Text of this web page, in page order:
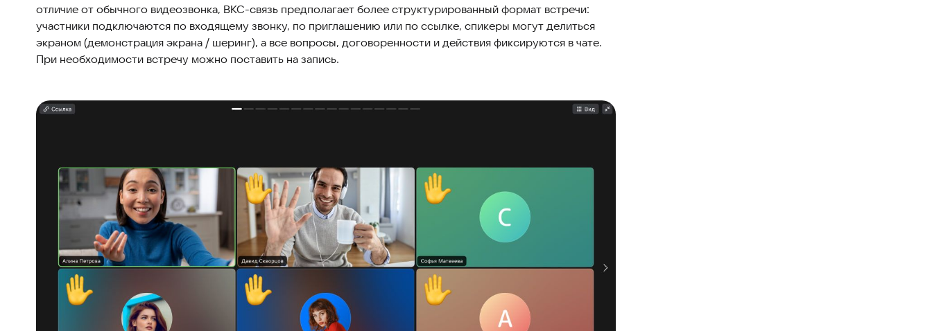
отличие от обычного видеозвонка, ВКС-связь предполагает более структурированный формат встречи:
участники подключаются по входящему звонку, по приглашению или по ссылке, спикеры могут делиться
экраном (демонстрация экрана / шеринг), а все вопросы, договоренности и действия фиксируются в чате.
При необходимости встречу можно поставить на запись.